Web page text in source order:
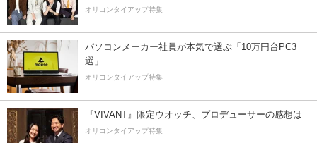
オリコンタイアップ特集
パソコンメーカー社員が本気で選ぶ「10万円台PC3
選」
オリコンタイアップ特集
『VIVANT』限定ウオッチ、プロデューサーの感想は
オリコンタイアップ特集